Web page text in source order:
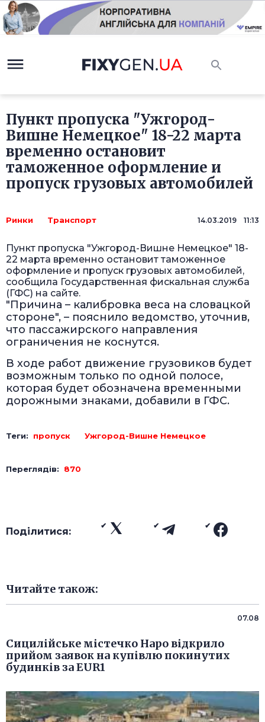
Пункт пропуска "Ужгород-
Вишне Немецкое" 18-22 марта
временно остановит
таможенное оформление и
пропуск грузовых автомобилей
Ринки Транспорт 14.03.2019 11:13
Пункт пропуска "Ужгород-Вишне Немецкое" 18-
22 марта временно остановит таможенное
оформление и пропуск грузовых автомобилей,
сообщила Государственная фискальная служба
(ГФС) на сайте.
"Причина – калибровка веса на словацкой
стороне", – пояснило ведомство, уточнив,
что пассажирского направления
ограничения не коснутся.
В ходе работ движение грузовиков будет
возможным только по одной полосе,
которая будет обозначена временными
дорожными знаками, добавили в ГФС.
Теги: пропуск Ужгород-Вишне Немецкое
Переглядів: 870
Поділитися:
Читайте також:
07.08
Сицилійське містечко Наро відкрило
прийом заявок на купівлю покинутих
будинків за EUR1